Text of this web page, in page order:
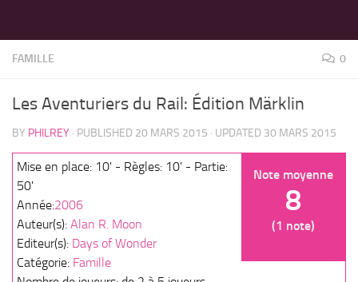
FAMILLE 0
Les Aventuriers du Rail: Édition Märklin
BY PHILREY · PUBLISHED 20 MARS 2015 · UPDATED 30 MARS 2015
Note moyenne
8
(1 note)
Mise en place: 10' - Règles: 10' - Partie:
50'
Année:2006
Auteur(s): Alan R. Moon
Editeur(s): Days of Wonder
Catégorie: Famille